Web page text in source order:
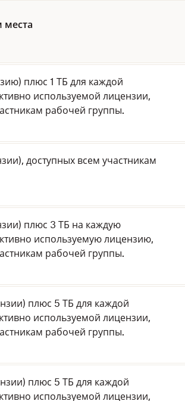
плюс 1 ТБ для каждой
используемой лицензии,
рабочей группы.
доступных всем участникам
плюс 3 ТБ на каждую
используемую лицензию,
рабочей группы.
плюс 5 ТБ для каждой
используемой лицензии,
рабочей группы.
плюс 5 ТБ для каждой
используемой лицензии,